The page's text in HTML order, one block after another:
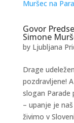
Govor
Simone
by Ljubljana
Drage
pozdravljene!
slogan Parade
– upanje je
živimo v